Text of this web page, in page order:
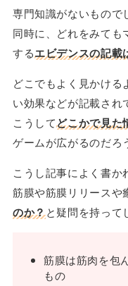
専門知識がないもので
同時に、どれをみても
するエビデンスの記載
どこでもよく見かけ
い効果などが記載され
こうしてどこかで見た
ゲームが広がるのだろ
こうし記事によく書か
筋膜や筋膜リリースや
のか？と疑問を持って
筋膜は筋肉を包
もの